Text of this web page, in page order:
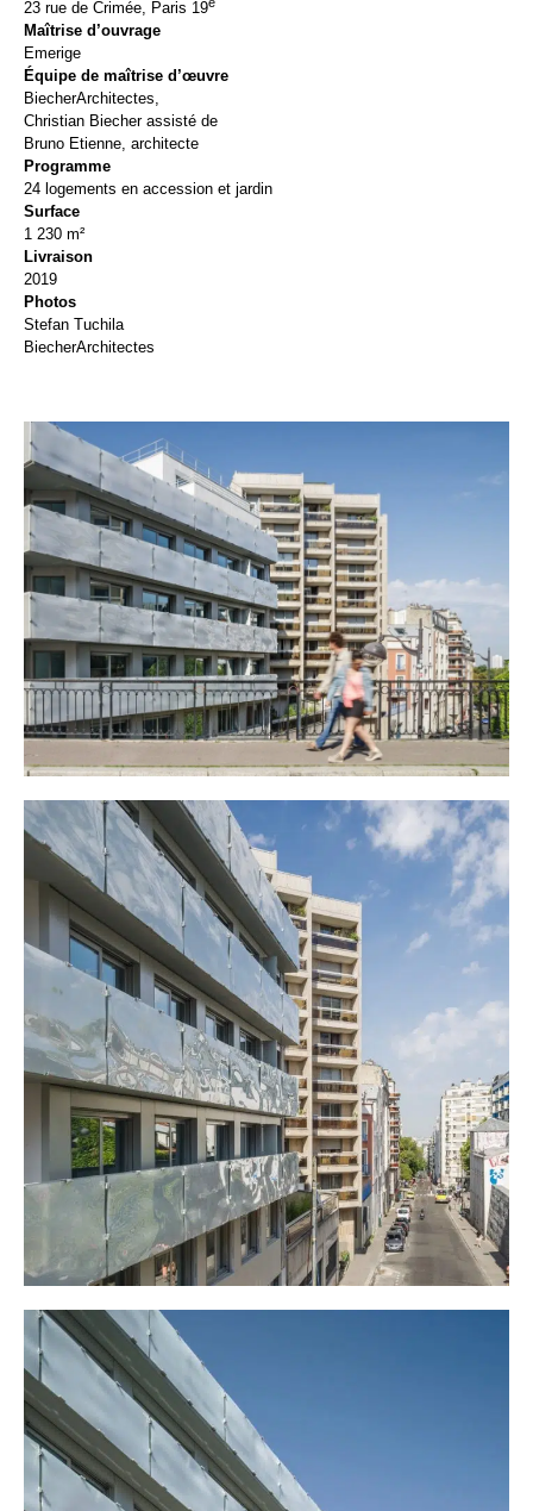
23 rue de Crimée, Paris 19
Maîtrise d’ouvrage
Emerige
Équipe de maîtrise d’œuvre
BiecherArchitectes,
Christian Biecher assisté de
Bruno Etienne, architecte
Programme
24 logements en accession et jardin
Surface
1 230 m²
Livraison
2019
Photos
Stefan Tuchila
BiecherArchitectes